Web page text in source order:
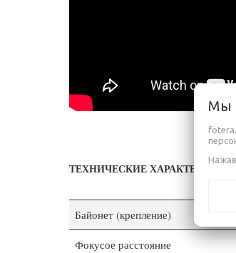
ТЕХНИЧЕСКИЕ
Байонет (крепление)
Фокусое расстояние
Мы